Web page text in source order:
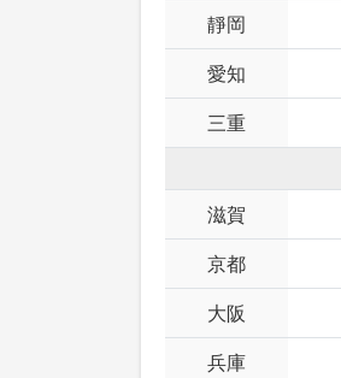
靜岡
愛知
三重
滋賀
京都
大阪
兵庫